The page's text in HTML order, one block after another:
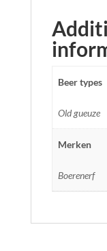
Beer types
Old gueuze
Merken
Boerenerf